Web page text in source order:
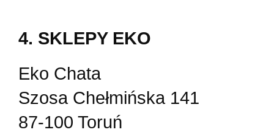
4. SKLEPY EKO
Eko Chata
Szosa Chełmińska 141
87-100 Toruń